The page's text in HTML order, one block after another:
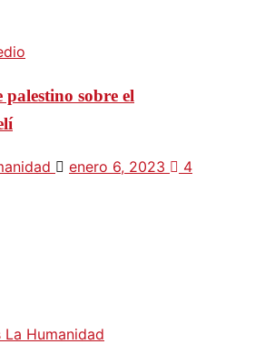
sobre el
enero 6, 2023 4
La Humanidad